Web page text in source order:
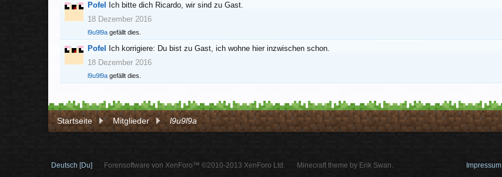
Pofel
Ich bitte dich Ricardo, wir sind zu Gast.
18 Dezember 2016
l9u9l9a gefällt dies.
Pofel
Ich korrigiere: Du bist zu Gast, ich wohne hier inzwischen schon.
18 Dezember 2016
l9u9l9a gefällt dies.
Startseite Mitglieder l9u9l9a
Deutsch [Du]
Forensoftware von XenForo™ ©2010-2013 XenForo Ltd.
Minecraft theme by Erik Swan. Impressum